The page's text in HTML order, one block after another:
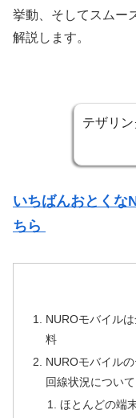
挙動、そしてスムー
解説します。
テザリ
いちばんおとくな
ちら
NUROモバイル
料
NUROモバイル
回線状況について
ほとんどの端